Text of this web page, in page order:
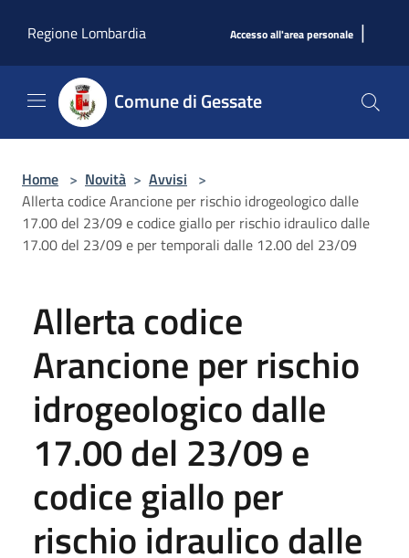
Regione Lombardia
Accesso all'area personale |
Comune di Gessate
Home > Novità > Avvisi >
Allerta codice Arancione per rischio idrogeologico dalle
17.00 del 23/09 e codice giallo per rischio idraulico dalle
17.00 del 23/09 e per temporali dalle 12.00 del 23/09
Allerta codice
Arancione per rischio
idrogeologico dalle
17.00 del 23/09 e
codice giallo per
rischio idraulico dalle